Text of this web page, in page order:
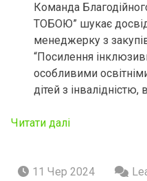
Команда
ТОБОЮ” шукає
менеджерку з
“Посилення
особливими
дітей з інвалідністю,
Читати далі
11 Чер 2024